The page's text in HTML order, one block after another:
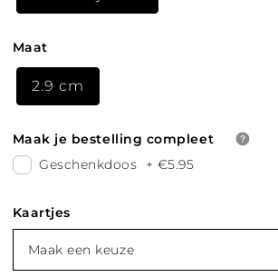
Maat
2.9 cm
Maak je bestelling compleet
Geschenkdoos
+ €5.95
Kaartjes
Maak een keuze